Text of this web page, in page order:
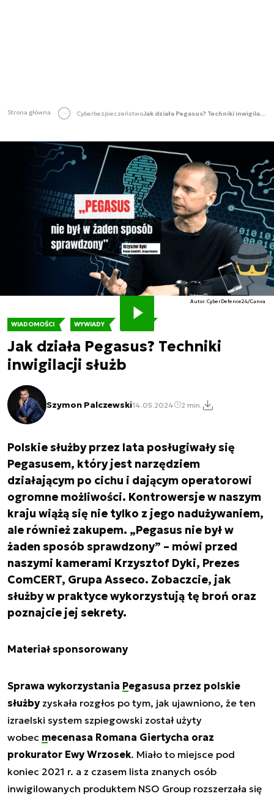
Strona główna Cyberbezpieczeństwo Jak działa Pegasus? Techniki inwigilacji służb
WIADOMOŚCI WYWIADY
Jak działa Pegasus? Techniki
inwigilacji służb
Szymon Palczewski14.05.2024 2 min.
Autor. CyberDefence24/Canva
Polskie służby przez lata posługiwały się
Pegasusem, który jest narzędziem
działającym po cichu i dającym operatorowi
ogromne możliwości. Kontrowersje w naszym
kraju wiążą się nie tylko z jego nadużywaniem,
ale również zakupem. „Pegasus nie był w
żaden sposób sprawdzony” – mówi przed
naszymi kamerami Krzysztof Dyki, Prezes
ComCERT, Grupa Asseco. Zobaczcie, jak
służby w praktyce wykorzystują tę broń oraz
poznajcie jej sekrety.
Materiał sponsorowany
Sprawa wykorzystania Pegasusa przez polskie
służbyzyskała rozgłos po tym, jak ujawniono, że ten
izraelski system szpiegowski został użyty
wobec mecenasa Romana Giertycha oraz
prokurator Ewy Wrzosek. Miało to miejsce pod
koniec 2021 r. a z czasem lista znanych osób
inwigilowanych produktem NSO Group rozszerzała się